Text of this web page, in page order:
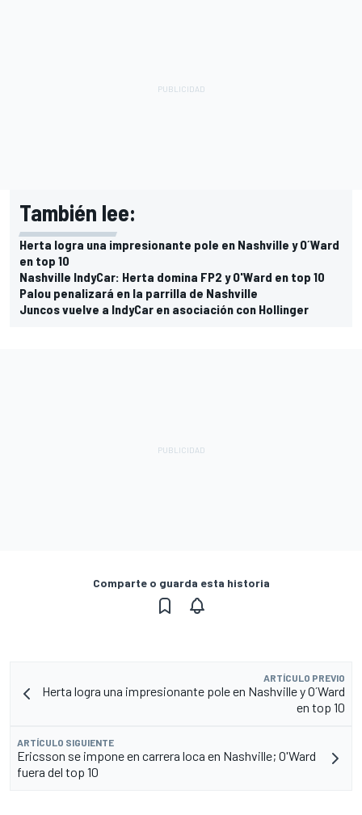
También lee:
Herta logra una impresionante pole en Nashville y O´Ward
en top 10
Nashville IndyCar: Herta domina FP2 y O'Ward en top 10
Palou penalizará en la parrilla de Nashville
Juncos vuelve a IndyCar en asociación con Hollinger
Comparte o guarda esta historia
ARTÍCULO PREVIO
Herta logra una impresionante pole en Nashville y O´Ward
en top 10
ARTÍCULO SIGUIENTE
Ericsson se impone en carrera loca en Nashville; O'Ward
fuera del top 10